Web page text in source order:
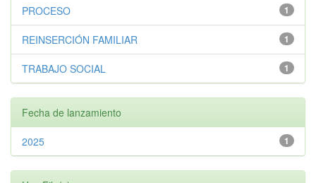
1
PROCESO
1
REINSERCIÓN FAMILIAR
1
TRABAJO SOCIAL
Fecha de lanzamiento
1
2025